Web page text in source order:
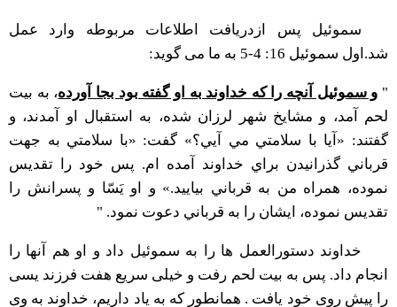
سموئیل پس ازدریافت اطلاعات مربوطه وارد عمل
شد.اول سموئیل 16: 4-5 به ما می گوید:
" و سموئيل آنچه را كه خداوند به او گفته بود بجا آورده، به بيت
لحم آمد، و مشايخ شهر لرزان شده، به استقبال او آمدند، و
گفتند: «آيا با سلامتي مي آيي؟‌» گفت: «با سلامتي به جهت
قرباني گذرانيدن براي خداوند آمده ام. پس خود را تقديس
نموده، همراه من به قرباني بياييد.» و او يَسّا و پسرانش را
تقديس نموده، ايشان را به قرباني دعوت نمود. "
خداوند دستورالعمل ها را به سموئیل داد و او هم آنها را
انجام داد. پس به بیت لحم رفت و خیلی سریع هفت فرزند یسی
را پیش روی خود یافت . همانطور که به یاد داریم، خداوند به وی